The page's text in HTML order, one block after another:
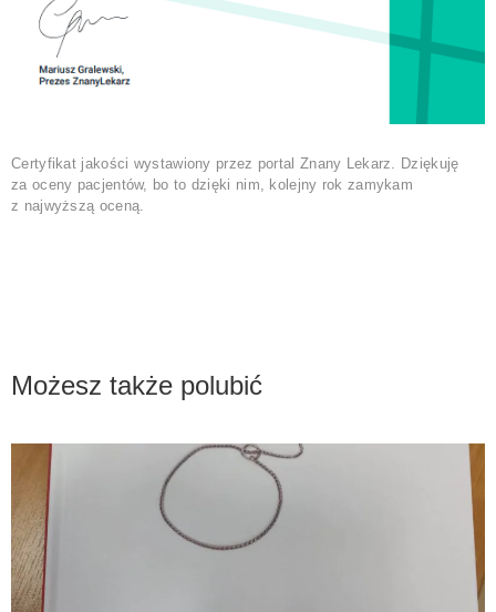
Certyfikat jakości wystawiony przez portal Znany Lekarz. Dziękuję
za oceny pacjentów, bo to dzięki nim, kolejny rok zamykam
z najwyższą oceną.
Możesz także polubić